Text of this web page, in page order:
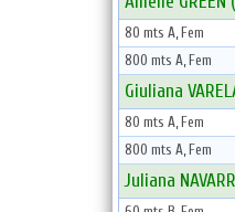
80 mts A, Fem
800 mts A, Fem
Giuliana
80 mts A, Fem
800 mts A, Fem
Juliana